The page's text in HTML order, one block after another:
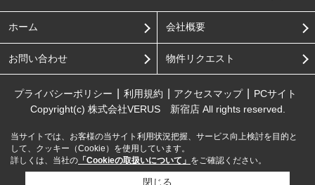
ホーム 会社概要
お問い合わせ 物件リクエスト
プライバシーポリシー 利用規約 アクセスマップ
PCサイト
Copyright(c) 株式会社VERUS 新宿店 All rights reserved.
当サイトでは、お客様の当サイト利用状況把握、サービス向上検討を目的と
して、クッキー（Cookie）を使用しています。
詳しくは、当社の 「Cookieの取扱いについて」 をご確認ください。
閉じる